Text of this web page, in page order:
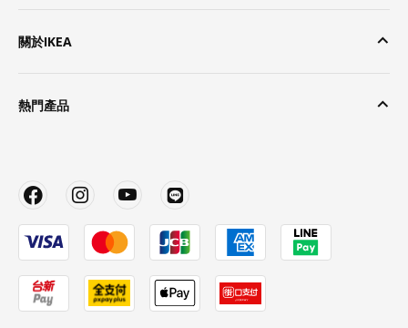
關於IKEA
熱門產品